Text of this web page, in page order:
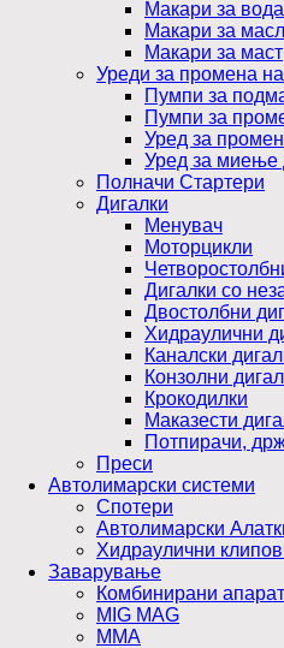
Макари за
Макари за
Макари за маст
Уреди за промена
Пумпи за
Пумпи за
Уред за
Уред за миење
Полначи Стартери
Дигалки
Менувач
Моторцикли
Дигалки со
Двостолбни
Хидраулични
Каналски
Конзолни
Крокодилки
Маказести
Потпирачи,
Преси
Автолимарски системи
Спотери
Автолимарски
Хидраулични
Заварување
Комбинирани
MIG MAG
MMA